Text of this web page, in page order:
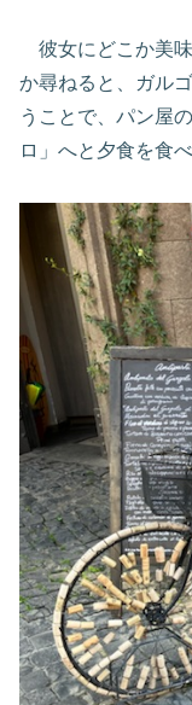
彼女にどこか美
か尋ねると、ガル
うことで、パン屋
ロ」へと夕食を食